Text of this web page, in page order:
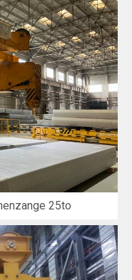
25to